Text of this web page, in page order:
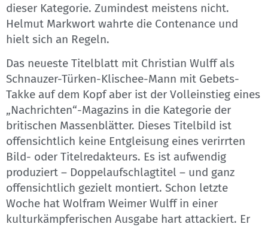
dieser Kategorie. Zumindest meistens nicht.
Helmut Markwort wahrte die Contenance und
hielt sich an Regeln.
Das neueste Titelblatt mit Christian Wulff als
Schnauzer-Türken-Klischee-Mann mit Gebets-
Takke auf dem Kopf aber ist der Volleinstieg eines
„Nachrichten“-Magazins in die Kategorie der
britischen Massenblätter. Dieses Titelbild ist
offensichtlich keine Entgleisung eines verirrten
Bild- oder Titelredakteurs. Es ist aufwendig
produziert – Doppelaufschlagtitel – und ganz
offensichtlich gezielt montiert. Schon letzte
Woche hat Wolfram Weimer Wulff in einer
kulturkämpferischen Ausgabe hart attackiert. Er